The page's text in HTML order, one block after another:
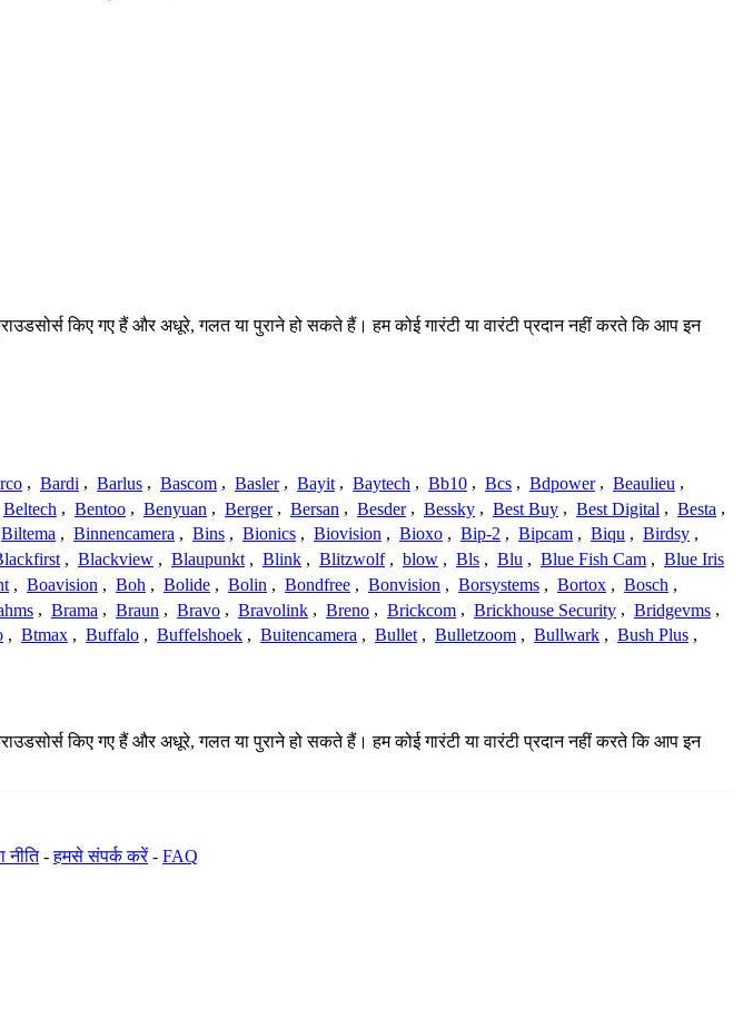
किए गए हैं और अधूरे, गलत या पुराने हो सकते हैं। हम कोई गारंटी या वारंटी प्रदान नहीं करते कि आप इन
, Bardi , Barlus , Bascom , Basler , Bayit , Baytech , Bb10 , Bcs , Bdpower , Beaulieu ,
Beltech , Bentoo , Benyuan , Berger , Bersan , Besder , Bessky , Best Buy , Best Digital , Besta ,
Biltema , Binnencamera , Bins , Bionics , Biovision , Bioxo , Bip-2 , Bipcam , Biqu , Birdsy ,
, Blackview , Blaupunkt , Blink , Blitzwolf , blow , Bls , Blu , Blue Fish Cam , Blue Iris
, Boavision , Boh , Bolide , Bolin , Bondfree , Bonvision , Borsystems , Bortox , Bosch ,
, Brama , Braun , Bravo , Bravolink , Breno , Brickcom , Brickhouse Security , Bridgevms ,
, Btmax , Buffalo , Buffelshoek , Buitencamera , Bullet , Bulletzoom , Bullwark , Bush Plus ,
किए गए हैं और अधूरे, गलत या पुराने हो सकते हैं। हम कोई गारंटी या वारंटी प्रदान नहीं करते कि आप इन
नीति-हमसे संपर्क करें- FAQ